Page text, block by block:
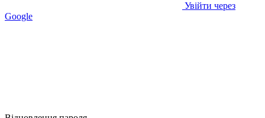
Увійти через
Google